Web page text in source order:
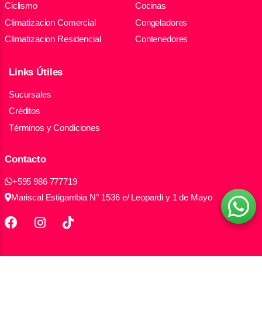
Ciclismo
Climatizacion Comercial
Climatizacion Residencial
Cocinas
Congeladores
Contenedores
Links Útiles
Sucursales
Créditos
Términos y Condiciones
Contacto
+595 986 777719
Mariscal Estigarribia N° 1536 e/ Leopardi y 1 de Mayo